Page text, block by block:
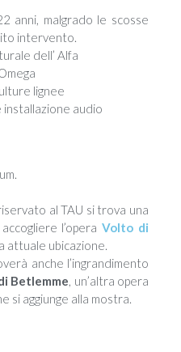
anni, malgrado le scosse
intervento.
dell’ Alfa
lignee
installazione audio
al TAU si trova una
l’opera Volto di
attuale ubicazione.
anche l’ingrandimento
Betlemme, un’altra opera
si aggiunge alla mostra.